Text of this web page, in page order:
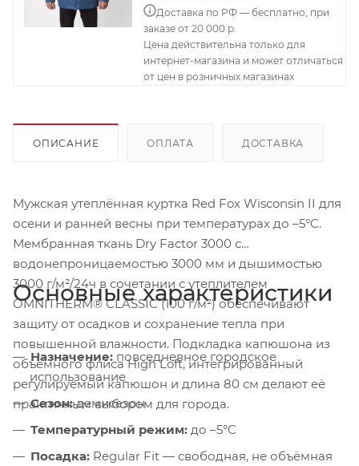
Доставка по РФ — бесплатно, при
заказе от 20 000 р.
Цена действительна только для
интернет-магазина и может отличаться
от цен в розничных магазинах
ОПИСАНИЕ ОПЛАТА ДОСТАВКА
Мужская утеплённая куртка Red Fox Wisconsin II для
осени и ранней весны при температурах до –5°C.
Мембранная ткань Dry Factor 3000 с
водонепроницаемостью 3000 мм и дышимостью
3000 г/м²/24ч в сочетании с утеплителем
OMNITHERM® CLASSIC (100 г/м²) обеспечивают
защиту от осадков и сохранение тепла при
повышенной влажности. Подкладка капюшона из
объёмного флиса High Loft, интегрированный
регулируемый капюшон и длина 80 см делают её
практичным выбором для города.
Основные характеристики
Назначение: повседневное городское
использование
Сезон:демисезон
Температурный режим: до –5°C
Посадка: Regular Fit — свободная, не объёмная